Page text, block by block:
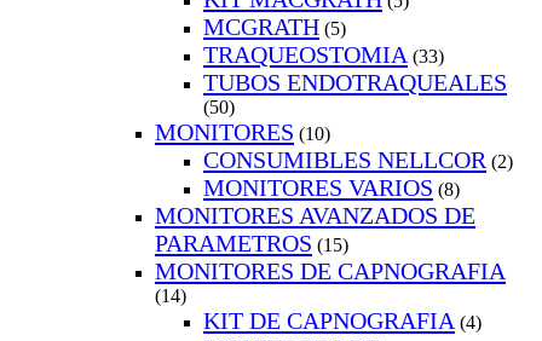
MCGRATH (5)
TRAQUEOSTOMIA (33)
TUBOS ENDOTRAQUEALES
(50)
MONITORES (10)
CONSUMIBLES NELLCOR (2)
MONITORES VARIOS (8)
MONITORES AVANZADOS DE
PARAMETROS (15)
MONITORES DE CAPNOGRAFIA
(14)
KIT DE CAPNOGRAFIA (4)